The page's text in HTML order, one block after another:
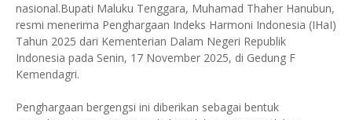
nasional.Bupati Maluku Tenggara, Muhamad Thaher Hanubun,
resmi menerima Penghargaan Indeks Harmoni Indonesia (IHaI)
Tahun 2025 dari Kementerian Dalam Negeri Republik
Indonesia pada Senin, 17 November 2025, di Gedung F
Kemendagri.
Penghargaan bergengsi ini diberikan sebagai bentuk